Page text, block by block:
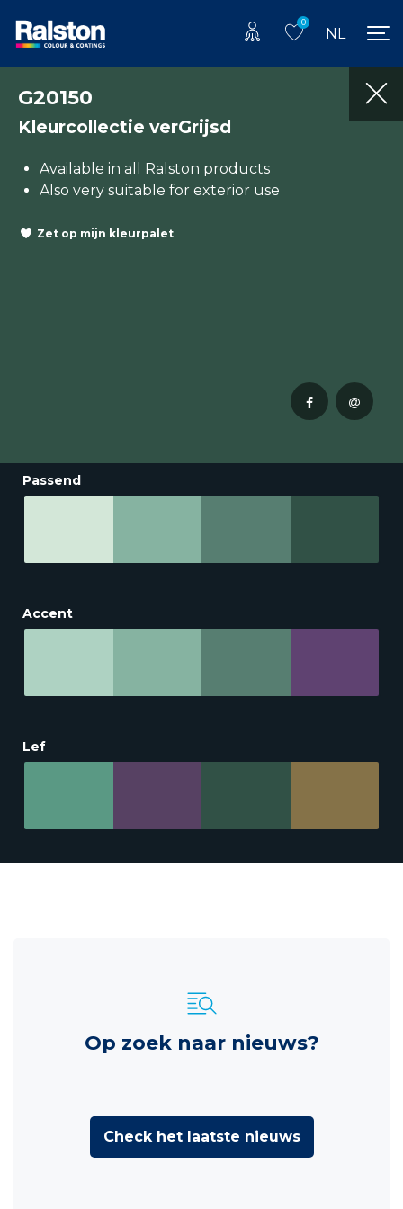
0
NL
G20150
Kleurcollectie verGrijsd
Available in all Ralston products
Also very suitable for exterior use
Zet op mijn kleurpalet
Passend
Accent
Lef
Op zoek naar nieuws?
Check het laatste nieuws